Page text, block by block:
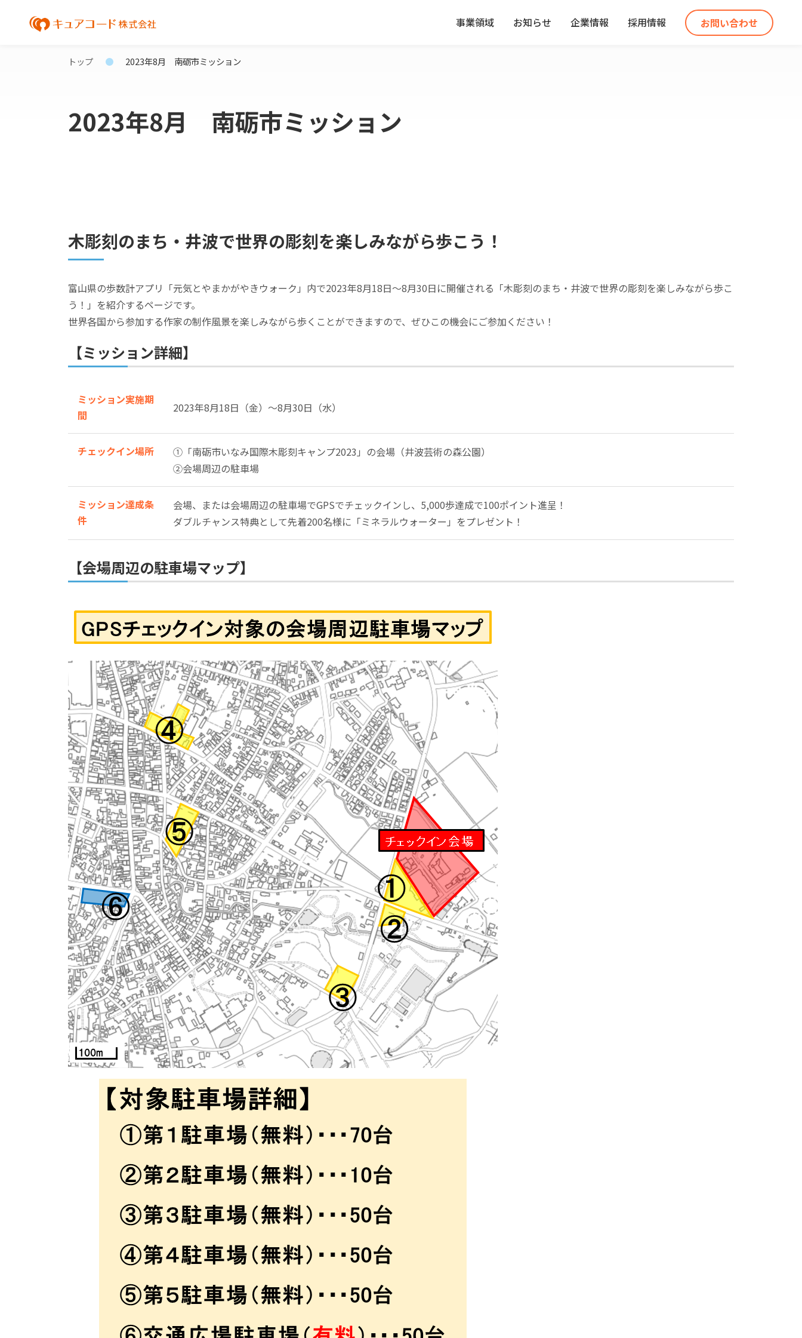
事業領域 お知らせ 企業情報 採用情報 お問い合わせ
トップ 2023年8月 南砺市ミッション
2023年8月 南砺市ミッション
木彫刻のまち・井波で世界の彫刻を楽しみながら歩こう！
富山県の歩数計アプリ「元気とやまかがやきウォーク」内で2023年8月18日～8月30日に開催される「木彫刻のまち・井波で世界の彫刻を楽しみながら歩こ
う！」を紹介するページです。
世界各国から参加する作家の制作風景を楽しみながら歩くことができますので、ぜひこの機会にご参加ください！
【ミッション詳細】
ミッション実施期
間
2023年8月18日（金）～8月30日（水）
チェックイン場所
①「南砺市いなみ国際木彫刻キャンプ2023」の会場（井波芸術の森公園）
②会場周辺の駐車場
ミッション達成条
件
会場、または会場周辺の駐車場でGPSでチェックインし、5,000歩達成で100ポイント進呈！
ダブルチャンス特典として先着200名様に「ミネラルウォーター」をプレゼント！
【会場周辺の駐車場マップ】